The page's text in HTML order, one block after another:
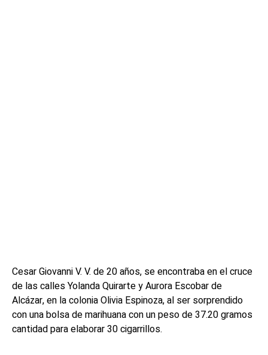
Cesar Giovanni V. V. de 20 años, se encontraba en el cruce
de las calles Yolanda Quirarte y Aurora Escobar de
Alcázar, en la colonia Olivia Espinoza, al ser sorprendido
con una bolsa de marihuana con un peso de 37.20 gramos
cantidad para elaborar 30 cigarrillos.